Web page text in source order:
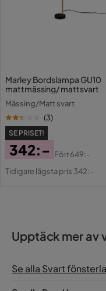
Marley Bordslampa GU10
mattmässing/ mattsvart
Mässing/Matt svart
(3)
SE PRISET!
Pris
342:-
Original
Förr649:-
Tidigare lägsta pris 342:-
Upptäck mer av
Se alla Svart